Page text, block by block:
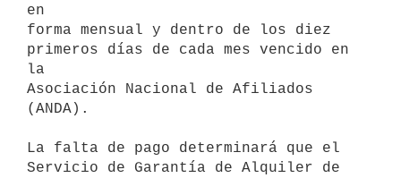
en
forma mensual y dentro de los diez
primeros días de cada mes vencido en
la
Asociación Nacional de Afiliados
(ANDA).
La falta de pago determinará que el
Servicio de Garantía de Alquiler de